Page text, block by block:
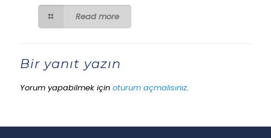
Read more
Bir yanıt yazın
Yorum yapabilmek için oturum açmalısınız.